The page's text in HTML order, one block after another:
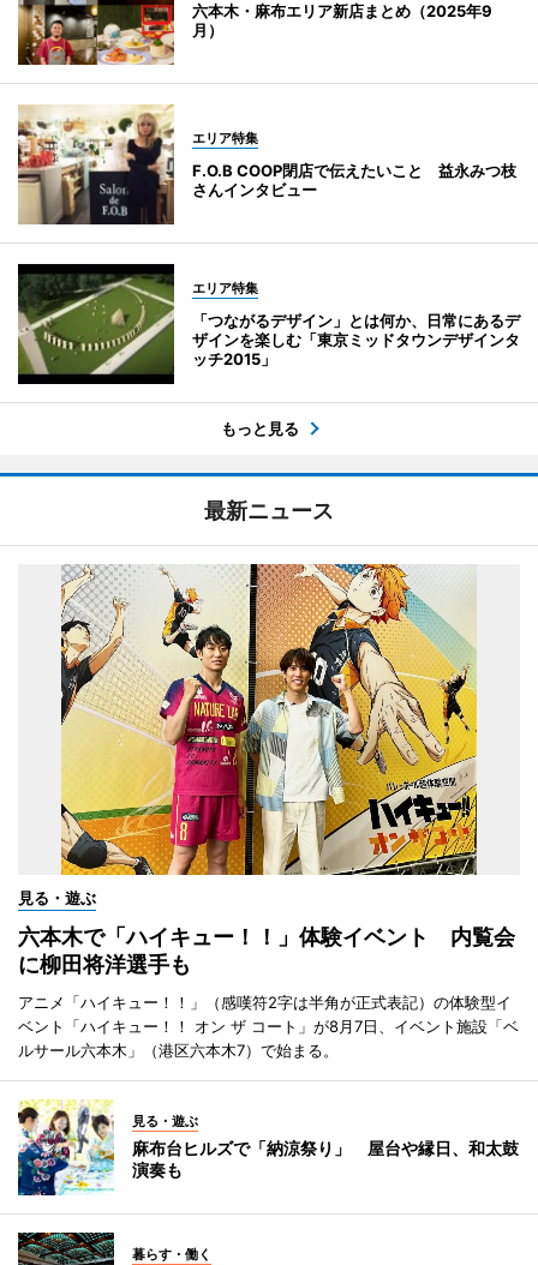
六本木・麻布エリア新店まとめ（2025年9
月）
エリア特集
F.O.B COOP閉店で伝えたいこと 益永みつ枝
さんインタビュー
エリア特集
「つながるデザイン」とは何か、日常にあるデ
ザインを楽しむ「東京ミッドタウンデザインタ
ッチ2015」
もっと見る
最新ニュース
見る・遊ぶ
六本木で「ハイキュー！！」体験イベント 内覧会
に柳田将洋選手も
アニメ「ハイキュー！！」（感嘆符2字は半角が正式表記）の体験型イ
ベント「ハイキュー！！ オン ザ コート」が8月7日、イベント施設「ベ
ルサール六本木」（港区六本木7）で始まる。
見る・遊ぶ
麻布台ヒルズで「納涼祭り」 屋台や縁日、和太鼓
演奏も
暮らす・働く